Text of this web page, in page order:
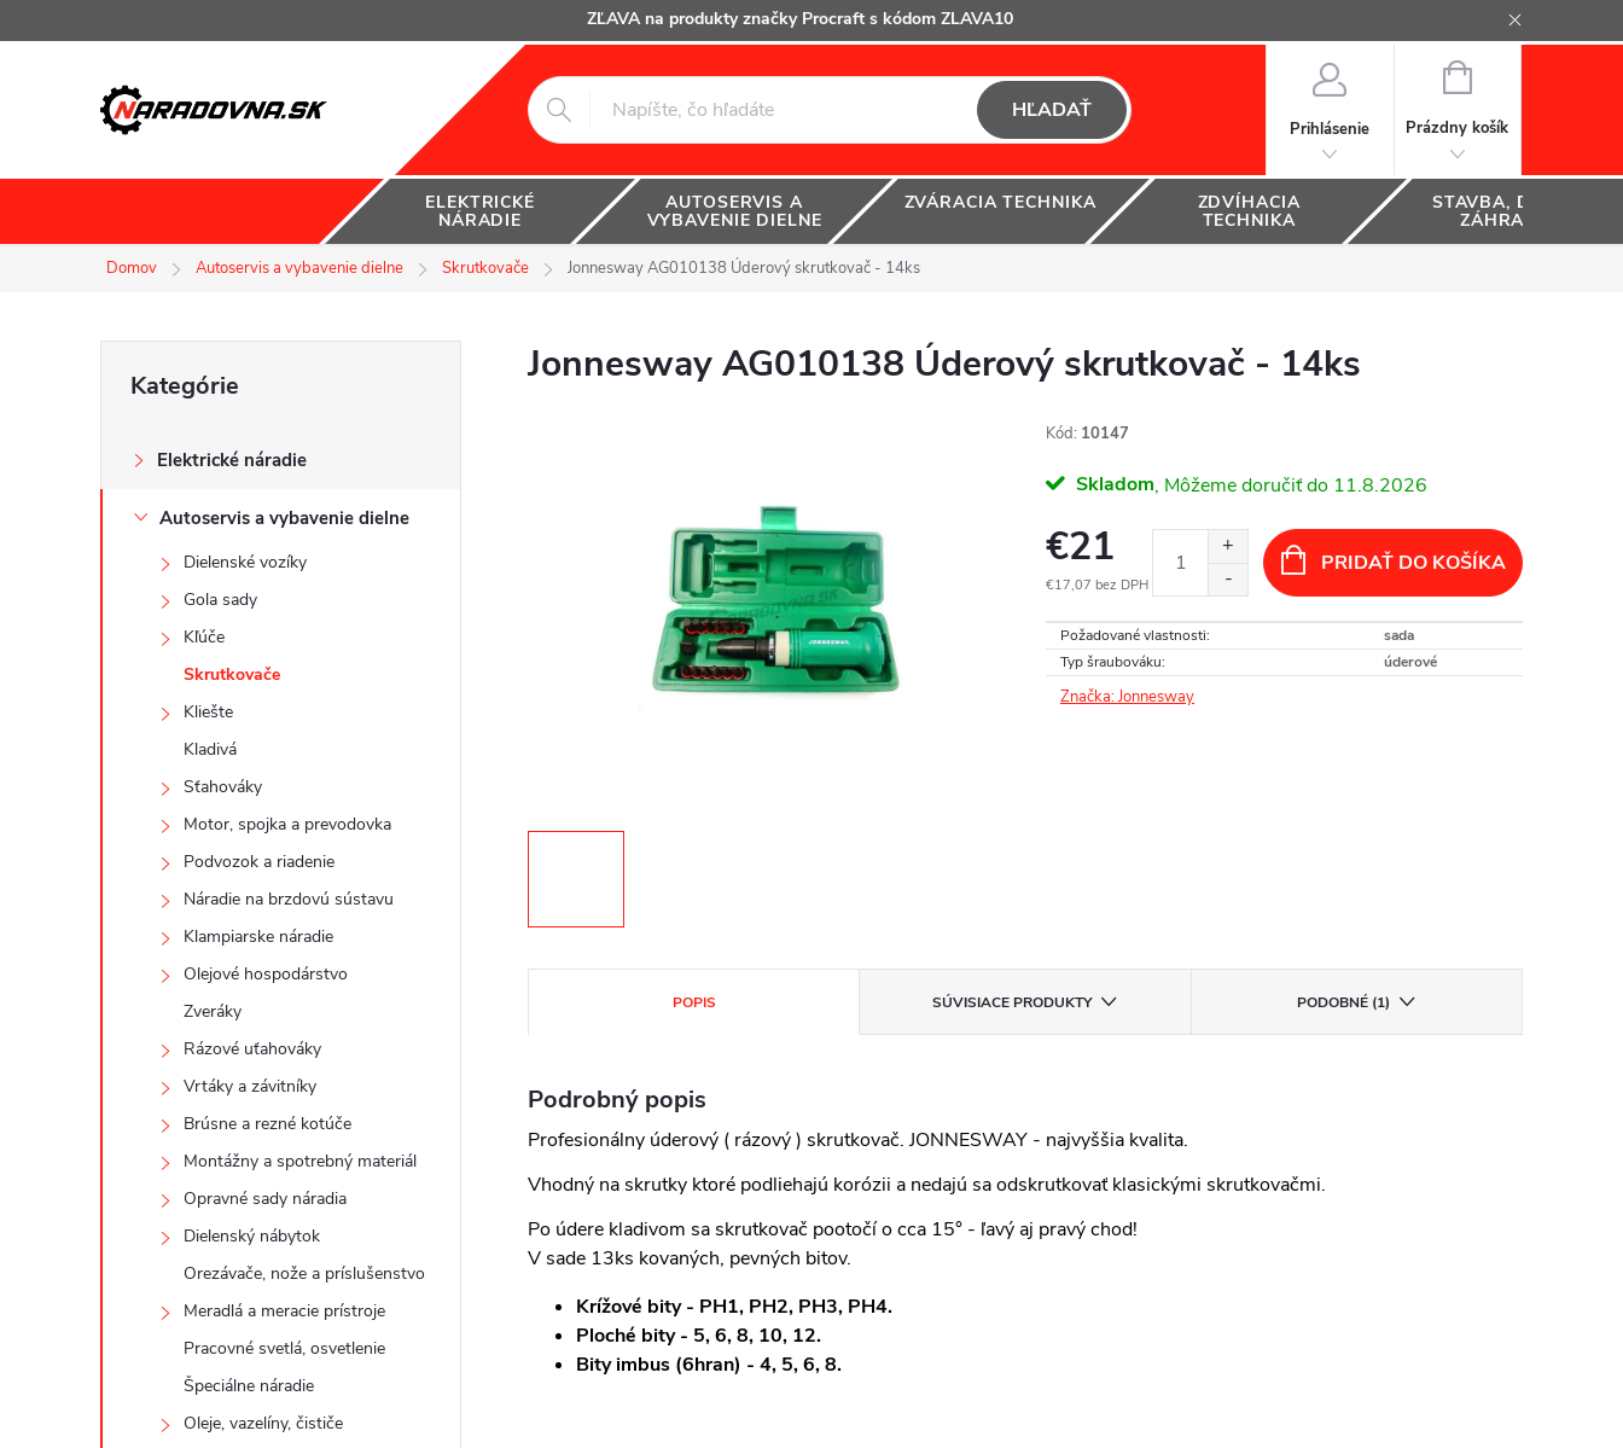
na
ZĽAVA na produkty značky Procraft s kódom ZLAVA10
HĽADAŤ
Prihlásenie
NÁKUPNÝ
Prázdny košík
ELEKTRICKÉ
NÁRADIE
AUTOSERVIS A
VYBAVENIE DIELNE
ZVÁRACIA TECHNIKA ZDVÍHACIA
TECHNIKA
STAVBA, DOM A
ZÁHRADA
Domov Autoservis a vybavenie dielne Skrutkovače Jonnesway AG010138 Úderový skrutkovač - 14ks
č
kategórie
Kategórie
Elektrické náradie
Autoservis a vybavenie dielne
Dielenské vozíky
Gola sady
Kľúče
Skrutkovače
Kliešte
Kladivá
Sťahováky
Motor, spojka a prevodovka
Podvozok a riadenie
Náradie na brzdovú sústavu
Klampiarske náradie
Olejové hospodárstvo
Zveráky
Rázové uťahováky
Vrtáky a závitníky
Brúsne a rezné kotúče
Montážny a spotrebný materiál
Opravné sady náradia
Dielenský nábytok
Orezávače, nože a príslušenstvo
Meradlá a meracie prístroje
Pracovné svetlá, osvetlenie
Špeciálne náradie
Oleje, vazelíny, čističe
Jonnesway AG010138 Úderový skrutkovač - 14ks
Kód: 10147
Skladom 11.8.2026
€21
€17,07 bez DPH
cena:
PRIDAŤ DO KOŠÍKA
Požadované vlastnosti:
sada
Typ šraubováku: úderové
Značka:Jonnesway
POPIS SÚVISIACE PRODUKTY PODOBNÉ (1)
Podrobný popis
Profesionálny úderový ( rázový ) skrutkovač. JONNESWAY - najvyššia kvalita.
Vhodný na skrutky ktoré podliehajú korózii a nedajú sa odskrutkovať klasickými skrutkovačmi.
Po údere kladivom sa skrutkovač pootočí o cca 15° - ľavý aj pravý chod!
V sade 13ks kovaných, pevných bitov.
Krížové bity - PH1, PH2, PH3, PH4.
Ploché bity - 5, 6, 8, 10, 12.
Bity imbus (6hran) - 4, 5, 6, 8.